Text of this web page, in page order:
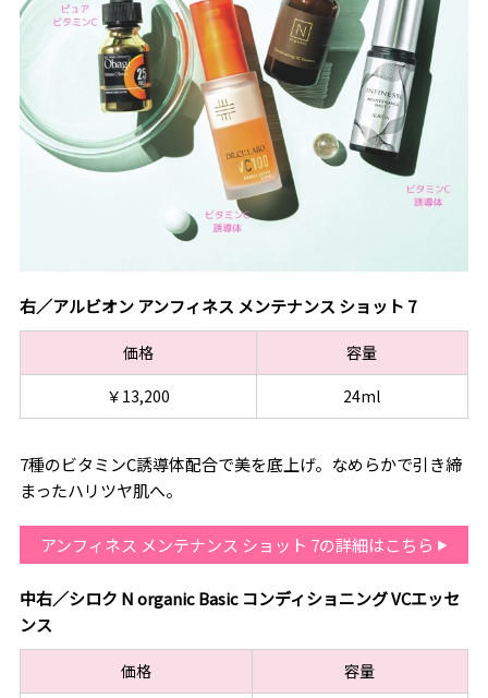
右／アルビオン アンフィネス メンテナンス ショット 7
価格
容量
￥13,200
24ml
7種のビタミンC誘導体配合で美を底上げ。なめらかで引き締
まったハリツヤ肌へ。
アンフィネス メンテナンス ショット 7の詳細はこちら
中右／シロク N organic Basic コンディショニング VCエッセ
ンス
価格 容量